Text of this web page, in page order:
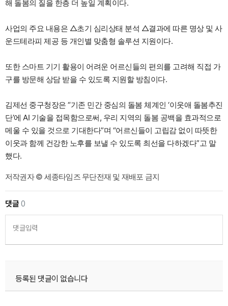
해 돌봄의 질을 한층 더 높일 계획이다.
사업의 주요 내용은 △초기 심리상태 분석 △결과에 따른 명상 및 사
운드테라피 제공 등 개인별 맞춤형 솔루션 지원이다.
또한 스마트 기기 활용이 어려운 어르신들의 편의를 고려해 직접 가
구를 방문해 상담 받을 수 있도록 지원할 방침이다.
김제선 중구청장은 “기존 민간 중심의 돌봄 체계인 ‘이웃애 돌봄추진
단’에 AI 기술을 접목함으로써, 우리 지역의 돌봄 공백을 효과적으로
메울 수 있을 것으로 기대한다”며 “어르신들이 고립감 없이 따뜻한
이웃과 함께 건강한 노후를 보낼 수 있도록 최선을 다하겠다”고 말
했다.
저작권자 © 세종타임즈 무단전재 및 재배포 금지
댓글0
댓글입력
등록된 댓글이 없습니다